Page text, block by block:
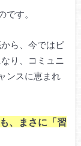
す。
ら、今ではビ
り、コミュニ
ンスに恵まれ
、まさに「習